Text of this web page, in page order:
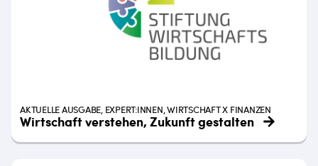
AKTUELLE AUSGABE, EXPERT:INNEN, WIRTSCHAFT X FINANZEN
Wirtschaft verstehen, Zukunft gestalten